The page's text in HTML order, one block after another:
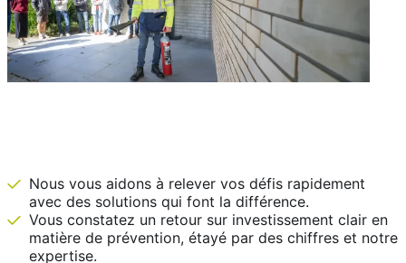
Nous vous aidons à relever vos défis rapidement
avec des solutions qui font la différence.
Vous constatez un retour sur investissement clair en
matière de prévention, étayé par des chiffres et notre
expertise.